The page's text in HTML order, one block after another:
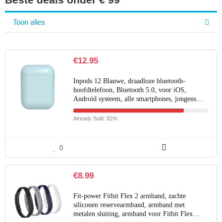
Toon alles
€12.95
Inpods 12 Blauwe, draadloze bluetooth-
hoofdtelefoon, Bluetooth 5.0, voor iOS,
Android systeem, alle smartphones, jongens…
Already Sold: 82%
0
€8.99
Fit-power Fitbit Flex 2 armband, zachte
siliconen reservearmband, armband met
metalen sluiting, armband voor Fitbit Flex…